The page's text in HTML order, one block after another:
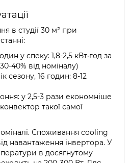
в студії 30 м² при
у спеку: 1,8-2,5 кВт·год за
40% від номіналу)
сезону, 16 годин: 8-12
у 2,5-3 рази економніше
такої самої
Споживання cooling
навантаження інвертора. У
в досягнутому